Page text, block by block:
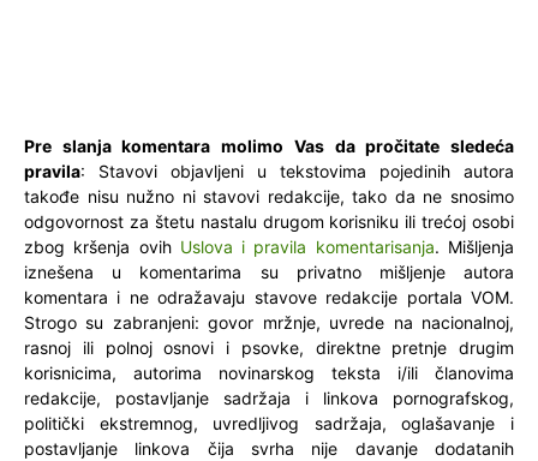
Pre slanja komentara molimo Vas da pročitate sledeća
pravila: Stavovi objavljeni u tekstovima pojedinih autora
takođe nisu nužno ni stavovi redakcije, tako da ne snosimo
odgovornost za štetu nastalu drugom korisniku ili trećoj osobi
zbog kršenja ovih Uslova i pravila komentarisanja. Mišljenja
iznešena u komentarima su privatno mišljenje autora
komentara i ne odražavaju stavove redakcije portala VOM.
Strogo su zabranjeni: govor mržnje, uvrede na nacionalnoj,
rasnoj ili polnoj osnovi i psovke, direktne pretnje drugim
korisnicima, autorima novinarskog teksta i/ili članovima
redakcije, postavljanje sadržaja i linkova pornografskog,
politički ekstremnog, uvredljivog sadržaja, oglašavanje i
postavljanje linkova čija svrha nije davanje dodatanih